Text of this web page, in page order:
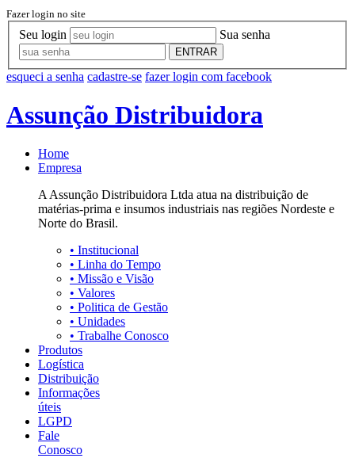
Fazer login no site
Seu login Sua senha
ENTRAR
esqueci a senha cadastre-se fazer login com facebook
Assunção Distribuidora
Home
Empresa
A Assunção Distribuidora Ltda atua na distribuição de
matérias-prima e insumos industriais nas regiões Nordeste e
Norte do Brasil.
• Institucional
• Linha do Tempo
• Missão e Visão
• Valores
• Politica de Gestão
• Unidades
• Trabalhe Conosco
Produtos
Logística
Distribuição
Informações
úteis
LGPD
Fale
Conosco